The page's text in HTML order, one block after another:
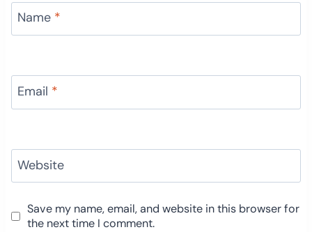
Name *
Email *
Website
Save my name, email, and website in this browser for
the next time I comment.